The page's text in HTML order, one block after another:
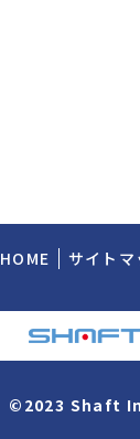
HOME サイトマ
©2023 Shaft